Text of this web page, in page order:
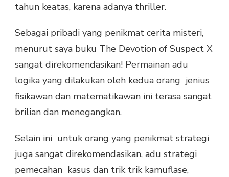
tahun keatas, karena adanya thriller.
Sebagai pribadi yang penikmat cerita misteri,
menurut saya buku The Devotion of Suspect X
sangat direkomendasikan! Permainan adu
logika yang dilakukan oleh kedua orang jenius
fisikawan dan matematikawan ini terasa sangat
brilian dan menegangkan.
Selain ini untuk orang yang penikmat strategi
juga sangat direkomendasikan, adu strategi
pemecahan kasus dan trik trik kamuflase,